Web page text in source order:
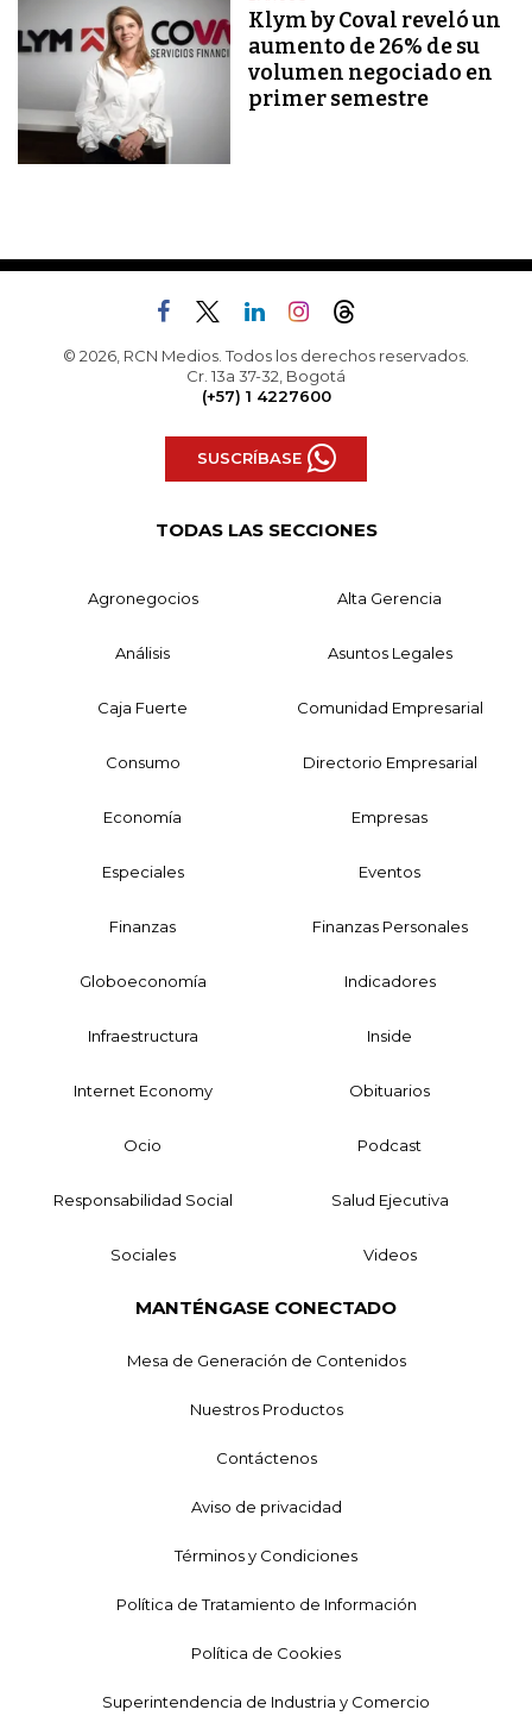
Klym by Coval reveló un
aumento de 26% de su
volumen negociado en
primer semestre
© 2026, RCN Medios. Todos los derechos reservados.
Cr. 13a 37-32, Bogotá
(+57) 1 4227600
SUSCRÍBASE
TODAS LAS SECCIONES
Agronegocios Alta Gerencia
Análisis Asuntos Legales
Caja Fuerte Comunidad Empresarial
Consumo Directorio Empresarial
Economía Empresas
Especiales Eventos
Finanzas Finanzas Personales
Globoeconomía Indicadores
Infraestructura Inside
Internet Economy Obituarios
Ocio Podcast
Responsabilidad Social Salud Ejecutiva
Sociales Videos
MANTÉNGASE CONECTADO
Mesa de Generación de Contenidos
Nuestros Productos
Contáctenos
Aviso de privacidad
Términos y Condiciones
Política de Tratamiento de Información
Política de Cookies
Superintendencia de Industria y Comercio